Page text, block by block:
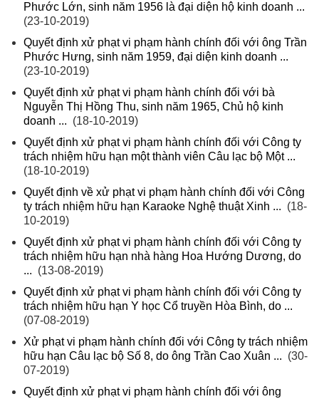
Phước Lớn, sinh năm 1956 là đại diện hộ kinh doanh ...
(23-10-2019)
Quyết định xử phạt vi phạm hành chính đối với ông Trần
Phước Hưng, sinh năm 1959, đại diện kinh doanh ...
(23-10-2019)
Quyết định xử phạt vi phạm hành chính đối với bà
Nguyễn Thị Hồng Thu, sinh năm 1965, Chủ hộ kinh
doanh ... (18-10-2019)
Quyết định xử phạt vi phạm hành chính đối với Công ty
trách nhiệm hữu hạn một thành viên Câu lạc bộ Một ...
(18-10-2019)
Quyết định về xử phạt vi phạm hành chính đối với Công
ty trách nhiệm hữu hạn Karaoke Nghệ thuật Xinh ... (18-
10-2019)
Quyết định xử phạt vi phạm hành chính đối với Công ty
trách nhiệm hữu hạn nhà hàng Hoa Hướng Dương, do
... (13-08-2019)
Quyết định xử phạt vi phạm hành chính đối với Công ty
trách nhiệm hữu hạn Y học Cổ truyền Hòa Bình, do ...
(07-08-2019)
Xử phạt vi phạm hành chính đối với Công ty trách nhiệm
hữu hạn Câu lạc bộ Số 8, do ông Trần Cao Xuân ... (30-
07-2019)
Quyết định xử phạt vi phạm hành chính đối với ông